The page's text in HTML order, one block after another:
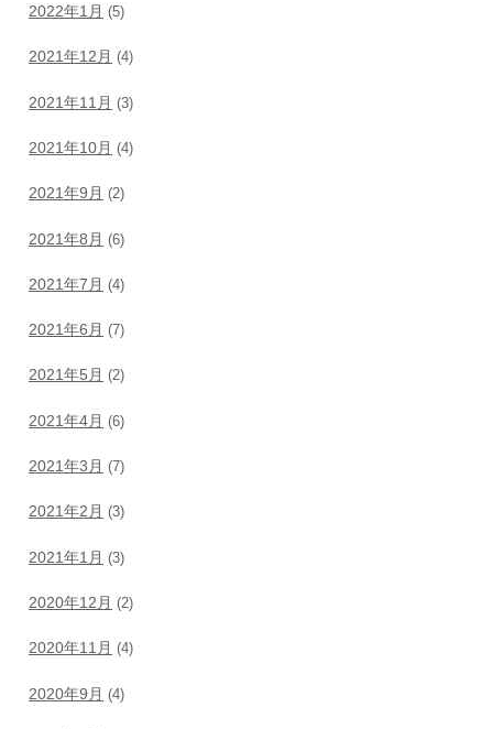
2022年1月 (5)
2021年12月 (4)
2021年11月 (3)
2021年10月 (4)
2021年9月 (2)
2021年8月 (6)
2021年7月 (4)
2021年6月 (7)
2021年5月 (2)
2021年4月 (6)
2021年3月 (7)
2021年2月 (3)
2021年1月 (3)
2020年12月 (2)
2020年11月 (4)
2020年9月 (4)